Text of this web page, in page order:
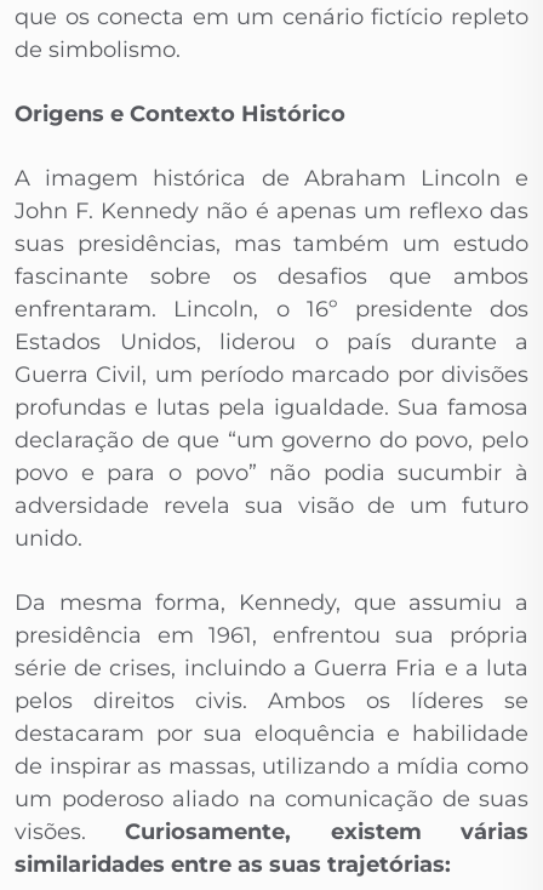
que os conecta em um cenário fictício repleto
de simbolismo.
Origens e Contexto Histórico
A imagem histórica de Abraham Lincoln e
John F. Kennedy não é apenas um reflexo das
suas presidências, mas também um estudo
fascinante sobre os desafios que ambos
enfrentaram. Lincoln, o 16º presidente dos
Estados Unidos, liderou o país durante a
Guerra Civil, um período marcado por divisões
profundas e lutas pela igualdade. Sua famosa
declaração de que “um governo do povo, pelo
povo e para o povo” não podia sucumbir à
adversidade revela sua visão de um futuro
unido.
Da mesma forma, Kennedy, que assumiu a
presidência em 1961, enfrentou sua própria
série de crises, incluindo a Guerra Fria e a luta
pelos direitos civis. Ambos os líderes se
destacaram por sua eloquência e habilidade
de inspirar as massas, utilizando a mídia como
um poderoso aliado na comunicação de suas
visões.Curiosamente, existem várias
similaridades entre as suas trajetórias: